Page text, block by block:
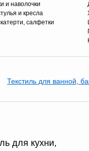
и наволочки
и кресла
салфетки
Текстиль для ванной,
для кухни,